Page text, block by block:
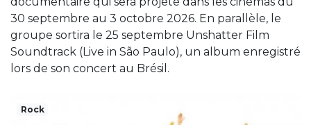
30 septembre au 3 octobre 2026. En parallèle, le
groupe sortira le 25 septembre Unshatter Film
Soundtrack (Live in São Paulo), un album enregistré
lors de son concert au Brésil.
Rock